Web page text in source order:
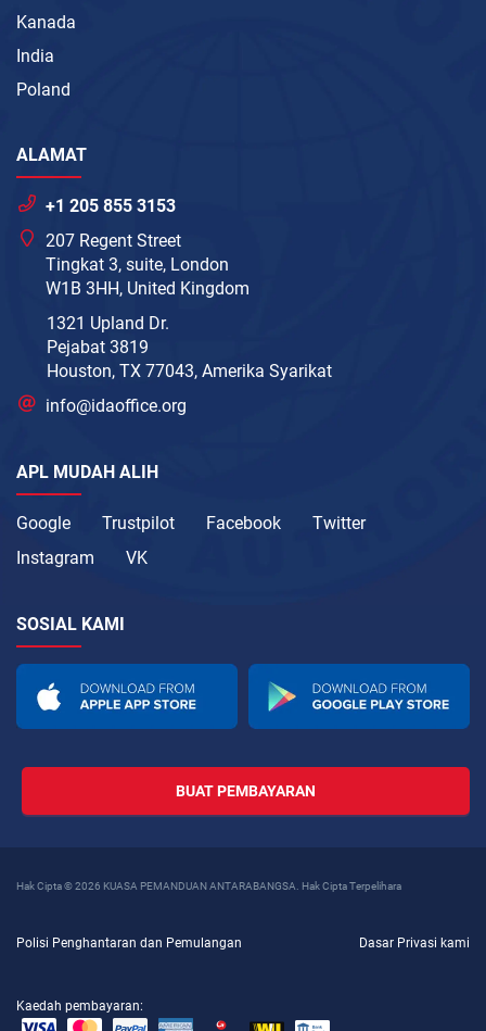
Kanada
India
Poland
ALAMAT
+1 205 855 3153
207 Regent Street
Tingkat 3, suite, London
W1B 3HH, United Kingdom
1321 Upland Dr.
Pejabat 3819
Houston, TX 77043, Amerika Syarikat
info@idaoffice.org
APL MUDAH ALIH
Google Trustpilot Facebook
Twitter
Instagram
VK
SOSIAL KAMI
BUAT PEMBAYARAN
Hak Cipta © 2026 KUASA PEMANDUAN ANTARABANGSA. Hak Cipta Terpelihara
Polisi Penghantaran dan Pemulangan Dasar Privasi kami
Kaedah pembayaran: